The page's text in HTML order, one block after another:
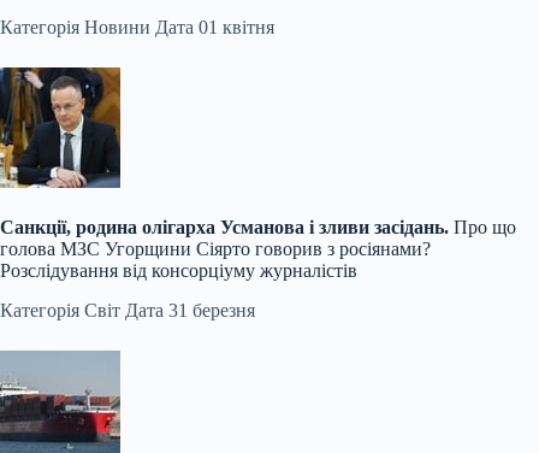
Категорія Новини Дата 01 квітня
Санкції, родина олігарха Усманова і зливи засідань. Про що
голова МЗС Угорщини Сіярто говорив з росіянами?
Розслідування від консорціуму журналістів
Категорія Світ Дата 31 березня